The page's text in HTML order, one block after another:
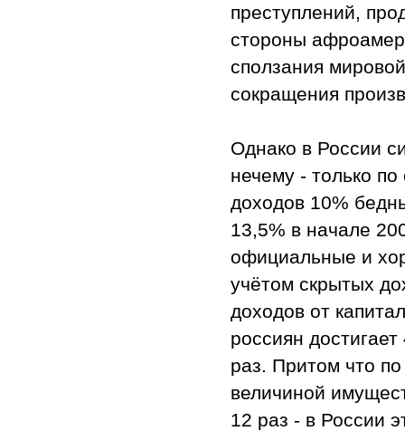
преступлений,
стороны
сползания
сокращения
Однако в России
нечему - только
доходов 10%
13,5% в начале
официальные и
учётом скрытых
доходов от
россиян
раз. Притом что
величиной
12 раз - в России